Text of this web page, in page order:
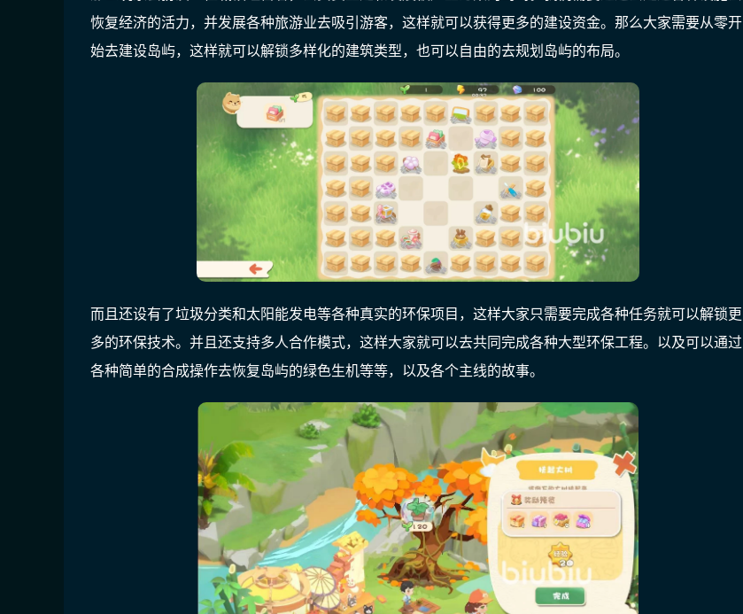
恢复经济的活力，并发展各种旅游业去吸引游客，这样就可以获得更多的建设资金。那么大家需要从零开
始去建设岛屿，这样就可以解锁多样化的建筑类型，也可以自由的去规划岛屿的布局。
而且还设有了垃圾分类和太阳能发电等各种真实的环保项目，这样大家只需要完成各种任务就可以解锁更
多的环保技术。并且还支持多人合作模式，这样大家就可以去共同完成各种大型环保工程。以及可以通过
各种简单的合成操作去恢复岛屿的绿色生机等等，以及各个主线的故事。